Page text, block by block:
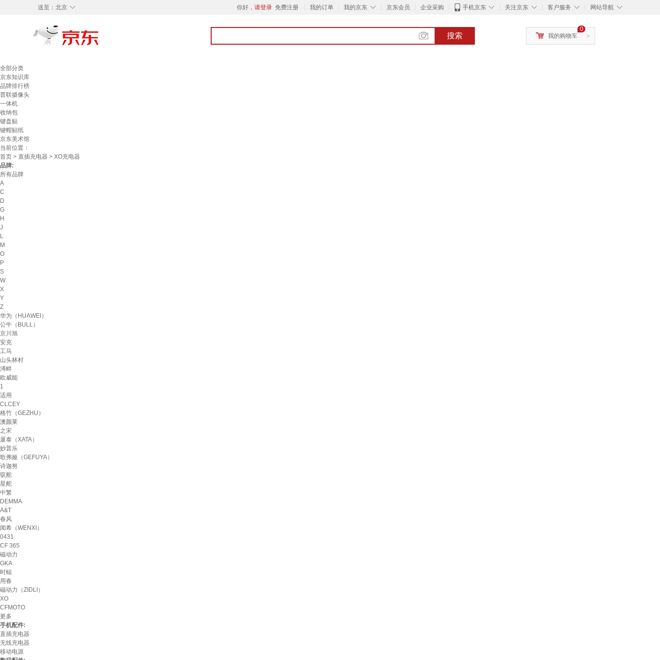
◇
送至： 北京 你好， 请登录 免费注册 我的订单 ◇
我的京东 京东会员 企业采购 ◇
手机京东 ◇
关注京东 ◇
客户服务 ◇
网站导航
搜索 >
0
我的购物车
全部分类
京东知识库
品牌排行榜
普联摄像头
一体机
收纳包
键盘贴
键帽贴纸
京东美术馆
当前位置：
首页 > 直插充电器 > XO充电器
品牌:
所有品牌
A
C
D
G
H
J
L
M
O
P
S
W
X
Y
Z
华为（HUAWEI）
公牛（BULL）
京川旭
安克
工马
山头林村
溥畔
欧威能
1
适用
CLCEY
格竹（GEZHU）
澳颜莱
之宋
厦泰（XATA）
妙普乐
歌弗娅（GEFUYA）
诗迦努
驭舵
星舵
中繁
DEMMA
A&T
春风
闻希（WENXI）
0431
CF 365
磁动力
GKA
时鲲
用春
磁动力（ZIDLI）
XO
CFMOTO
更多
手机配件:
直插充电器
无线充电器
移动电源